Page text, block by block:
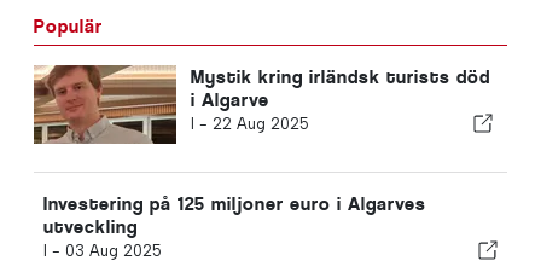
Populär
Mystik kring irländsk turists död
i Algarve
I - 22 Aug 2025
Investering på 125 miljoner euro i Algarves
utveckling
I - 03 Aug 2025